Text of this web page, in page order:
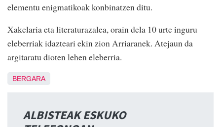
elementu enigmatikoak konbinatzen ditu.
Xakelaria eta literaturazalea, orain dela 10 urte inguru
eleberriak idazteari ekin zion Arriaranek. Atejaun da
argitaratu dioten lehen eleberria.
BERGARA
ALBISTEAK ESKUKO